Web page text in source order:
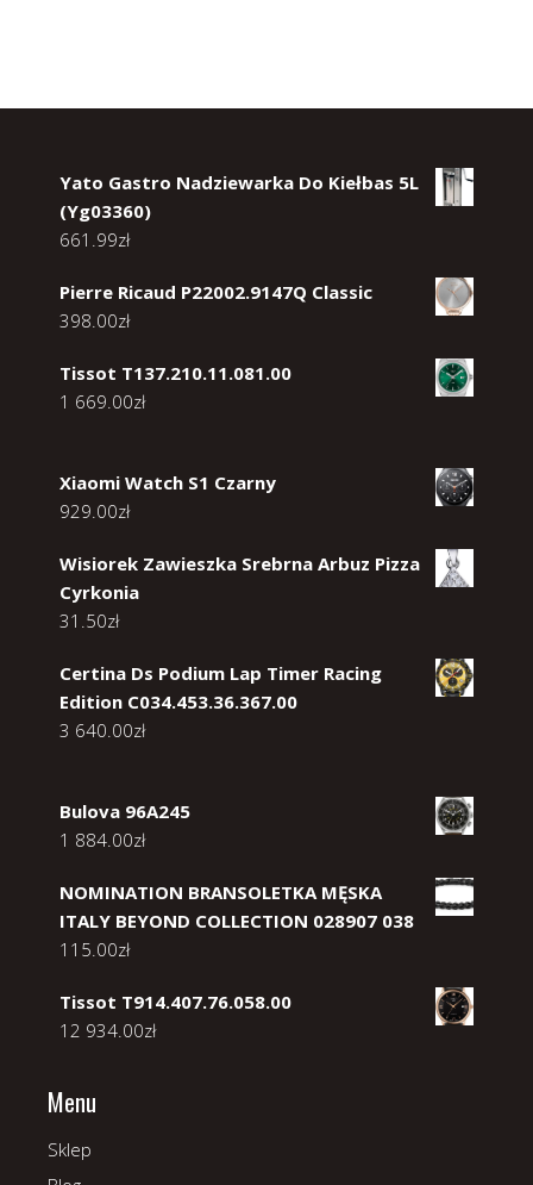
Yato Gastro Nadziewarka Do Kiełbas 5L
(Yg03360)
661.99zł
Pierre Ricaud P22002.9147Q Classic
398.00zł
Tissot T137.210.11.081.00
1 669.00zł
Xiaomi Watch S1 Czarny
929.00zł
Wisiorek Zawieszka Srebrna Arbuz Pizza
Cyrkonia
31.50zł
Certina Ds Podium Lap Timer Racing
Edition C034.453.36.367.00
3 640.00zł
Bulova 96A245
1 884.00zł
NOMINATION BRANSOLETKA MĘSKA
ITALY BEYOND COLLECTION 028907 038
115.00zł
Tissot T914.407.76.058.00
12 934.00zł
Menu
Sklep